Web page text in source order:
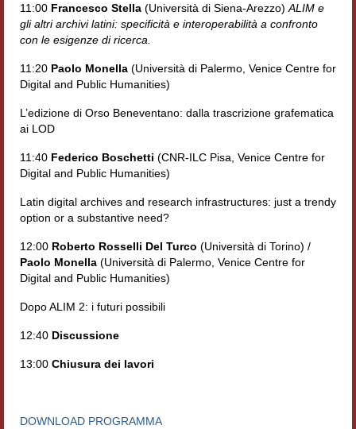
Indice 1986-2008
Saggi e testi online
Comitato scientifico
Dépliant e cedola acquisti
Contatti e indirizzi
Progetti
News Semicerchio
11:00 Francesco Stella (Università di Siena-Arezzo) ALIM e
gli altri archivi latini: specificità e interoperabilità a confronto
con le esigenze di ricerca.
11:20 Paolo Monella (Università di Palermo, Venice Centre for
Digital and Public Humanities)
L’edizione di Orso Beneventano: dalla trascrizione grafematica
ai LOD
11:40 Federico Boschetti (CNR-ILC Pisa, Venice Centre for
Digital and Public Humanities)
Latin digital archives and research infrastructures: just a trendy
option or a substantive need?
12:00 Roberto Rosselli Del Turco (Università di Torino) /
Paolo Monella (Università di Palermo, Venice Centre for
Digital and Public Humanities)
Dopo ALIM 2: i futuri possibili
12:40 Discussione
13:00 Chiusura dei lavori
DOWNLOAD PROGRAMMA